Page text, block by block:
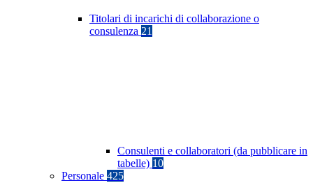
Titolari di incarichi di collaborazione o
consulenza 21
Consulenti e collaboratori (da pubblicare in
tabelle) 10
Personale 425